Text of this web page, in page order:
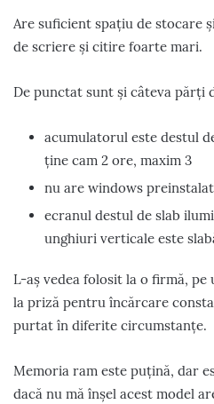
Are suficient spațiu de stocare
de scriere și citire foarte mari.
De punctat sunt și câteva părți
acumulatorul este destul
ține cam 2 ore, maxim 3
nu are windows preinstalat
ecranul destul de slab
unghiuri verticale este
L-aș vedea folosit la o firmă, pe
la priză pentru încărcare
purtat în diferite circumstanțe.
Memoria ram este puțină, dar
dacă nu mă înșel acest model